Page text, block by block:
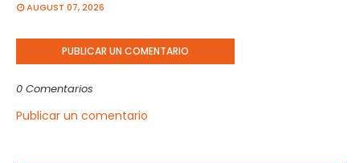
AUGUST 07, 2026
PUBLICAR UN COMENTARIO
0 Comentarios
Publicar un comentario